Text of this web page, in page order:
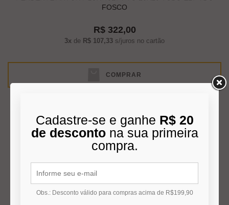
FOSCO
R$ 322,00
3x de R$ 107,33 s/juros no cartão
COMPRAR
Cadastre-se e ganhe R$ 20
de descontona sua primeira
compra.
Obs.: Desconto válido para compras acima de R$199,90